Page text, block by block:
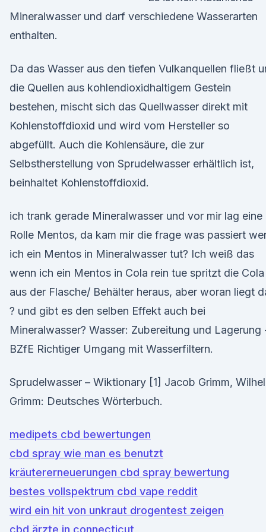
Mineralwasser und darf verschiedene Wasserarten
enthalten.
Da das Wasser aus den tiefen Vulkanquellen fließt
die Quellen aus kohlendioxidhaltigem Gestein
bestehen, mischt sich das Quellwasser direkt mit
Kohlenstoffdioxid und wird vom Hersteller so
abgefüllt. Auch die Kohlensäure, die zur
Selbstherstellung von Sprudelwasser erhältlich ist,
beinhaltet Kohlenstoffdioxid.
ich trank gerade Mineralwasser und vor mir lag eine
Rolle Mentos, da kam mir die frage was passiert
ich ein Mentos in Mineralwasser tut? Ich weiß das
wenn ich ein Mentos in Cola rein tue spritzt die Cola
aus der Flasche/ Behälter heraus, aber woran liegt
? und gibt es den selben Effekt auch bei
Mineralwasser? Wasser: Zubereitung und Lagerung
BZfE Richtiger Umgang mit Wasserfiltern.
Sprudelwasser – Wiktionary [1] Jacob Grimm,
Grimm: Deutsches Wörterbuch.
medipets cbd bewertungen
cbd spray wie man es benutzt
kräutererneuerungen cbd spray bewertung
bestes vollspektrum cbd vape reddit
wird ein hit von unkraut drogentest zeigen
cbd ärzte in connecticut